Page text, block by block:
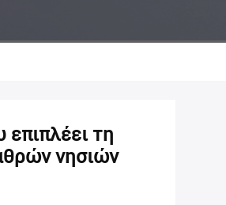
επιπλέει τη
νησιών